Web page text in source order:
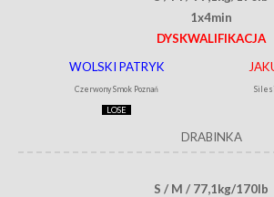
1x4min
DYSKWALIFIKACJA
WOLSKI PATRYK
Czerwony Smok Poznań
LOSE
DRABINKA
S / M / 77,1kg/170lb